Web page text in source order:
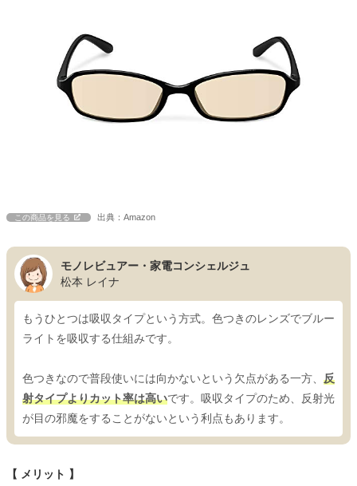
この商品を見る 出典：Amazon
モノレビュアー・家電コンシェルジュ
松本 レイナ
もうひとつは吸収タイプという方式。色つきのレンズでブルー
ライトを吸収する仕組みです。
色つきなので普段使いには向かないという欠点がある一方、 反
射タイプよりカット率は高いです。吸収タイプのため、反射光
が目の邪魔をすることがないという利点もあります。
【 メリット 】